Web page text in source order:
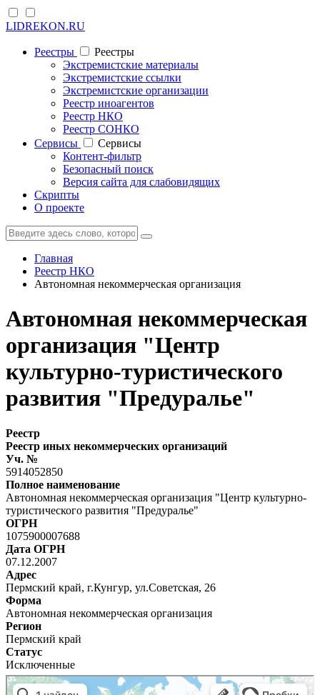
LIDREKON.RU
Реестры
Реестры
Экстремистские материалы
Экстремистские ссылки
Экстремистские организации
Реестр иноагентов
Реестр НКО
Реестр СОНКО
Cервисы
Cервисы
Контент-фильтр
Безопасный поиск
Версия сайта для слабовидящих
Скрипты
О проекте
Главная
Реестр НКО
Автономная некоммерческая организация
Автономная некоммерческая
организация "Центр
культурно-туристического
развития "Предуралье"
Реестр
Реестр иных некоммерческих организаций
Уч. №
5914052850
Полное наименование
Автономная некоммерческая организация "Центр культурно-
туристического развития "Предуралье"
ОГРН
1075900007688
Дата ОГРН
07.12.2007
Адрес
Пермский край, г.Кунгур, ул.Советская, 26
Форма
Автономная некоммерческая организация
Регион
Пермский край
Статус
Исключенные